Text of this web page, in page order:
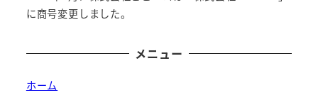
に商号変更しました。
メニュー
ホーム